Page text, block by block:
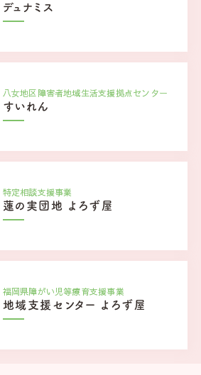
デュナミス
八女地区障害者地域生活支援拠点センター
すいれん
特定相談支援事業
蓮の実団地
よろず屋
福岡県障がい児等療育支援事業
地域支援センター
よろず屋